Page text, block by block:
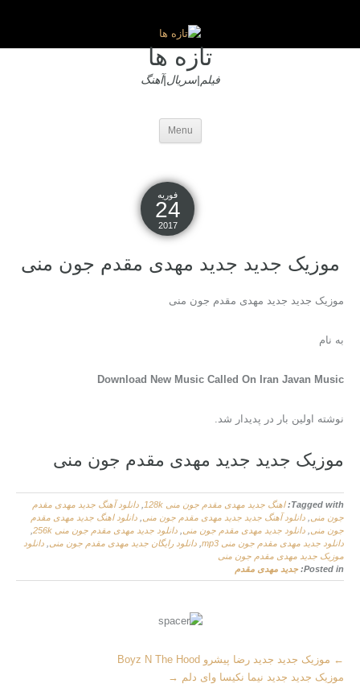
تازه ها
فیلم|سریال|آهنگ
Menu
فوریه
24
2017
موزیک جدید جديد مهدی مقدم جون منی
موزیک جدید جديد مهدی مقدم جون منی
به نام
Download New Music Called On Iran Javan Music
نوشته اولین بار در پدیدار شد.
موزیک جدید جديد مهدی مقدم جون منی
Tagged with: اهنگ جديد مهدی مقدم جون منی 128k
دانلود آهنگ جديد مهدی مقدم
جون منی دانلود آهنگ جدید جديد مهدی مقدم جون منی دانلود اهنگ جديد مهدی مقدم
جون منی دانلود جديد مهدی مقدم جون منی دانلود جديد مهدی مقدم جون منی 256k
دانلود جديد مهدی مقدم جون منی mp3
دانلود رایگان جديد مهدی مقدم جون منی دانلود
موزیک جديد مهدی مقدم جون منی
Posted in: جديد مهدی مقدم
M← موزیک جدید جديد رضا پیشرو Boyz N The Hood
موزیک جدید جديد نیما نکیسا وای دلم →